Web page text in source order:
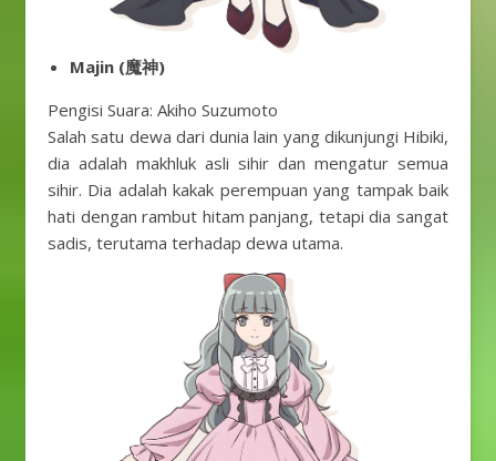
Majin (魔神)
Pengisi Suara: Akiho Suzumoto
Salah satu dewa dari dunia lain yang dikunjungi Hibiki,
dia adalah makhluk asli sihir dan mengatur semua
sihir. Dia adalah kakak perempuan yang tampak baik
hati dengan rambut hitam panjang, tetapi dia sangat
sadis, terutama terhadap dewa utama.